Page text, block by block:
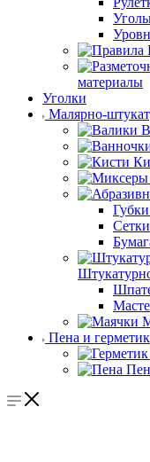
материалы
Уголки
Малярно-
Пена и герметик